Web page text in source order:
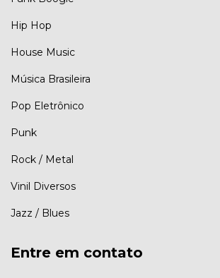
Hip Hop
House Music
Música Brasileira
Pop Eletrônico
Punk
Rock / Metal
Vinil Diversos
Jazz / Blues
Entre em contato